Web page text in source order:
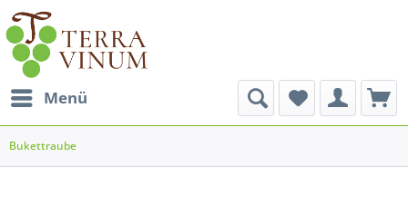
Menü
Bukettraube